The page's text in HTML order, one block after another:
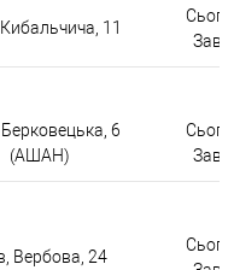
Кибальчича, 11
Берковецька, 6
(АШАН)
Вербова, 24